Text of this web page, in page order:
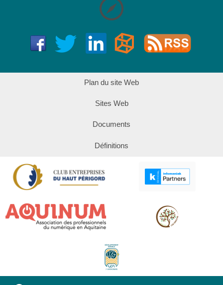
Plan du site Web
Sites Web
Documents
Définitions